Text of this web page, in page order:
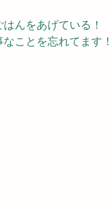
んをあげている！
ことを忘れてます！